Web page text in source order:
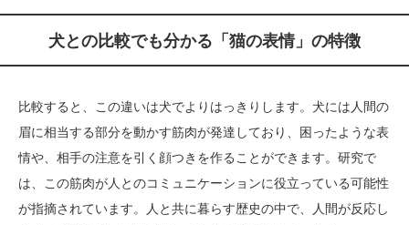
犬との比較でも分かる「猫の表情」の特徴
比較すると、この違いは犬でよりはっきりします。犬には人間の
眉に相当する部分を動かす筋肉が発達しており、困ったような表
情や、相手の注意を引く顔つきを作ることができます。研究で
は、この筋肉が人とのコミュニケーションに役立っている可能性
が指摘されています。人と共に暮らす歴史の中で、人間が反応し